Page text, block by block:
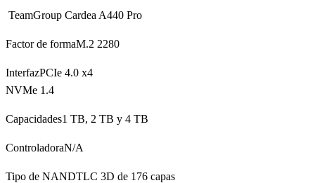
TeamGroup Cardea A440 Pro
Factor de formaM.2 2280
InterfazPCIe 4.0 x4
NVMe 1.4
Capacidades1 TB, 2 TB y 4 TB
ControladoraN/A
Tipo de NANDTLC 3D de 176 capas